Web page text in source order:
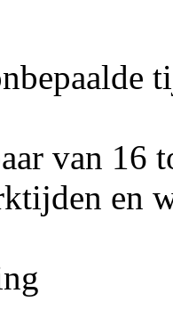
van 16
en